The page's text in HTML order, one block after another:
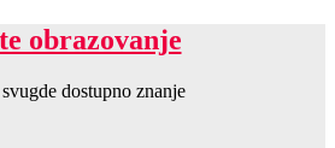
obrazovanje
dostupno znanje